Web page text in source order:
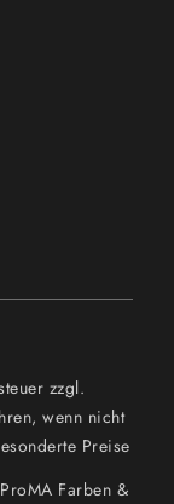
zzgl.
wenn nicht
Preise
Farben &